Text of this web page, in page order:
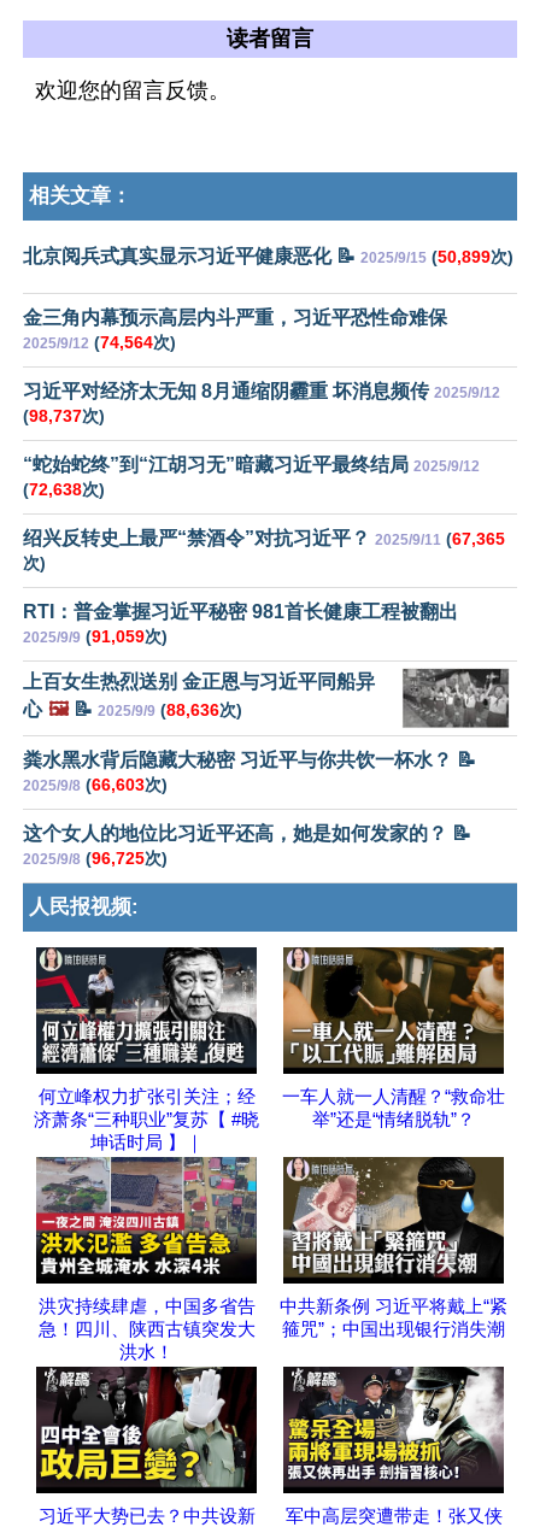
读者留言
欢迎您的留言反馈。
相关文章：
北京阅兵式真实显示习近平健康恶化 📝 2025/9/15 (50,899次)
金三角内幕预示高层内斗严重，习近平恐性命难保
2025/9/12 (74,564次)
习近平对经济太无知 8月通缩阴霾重 坏消息频传 2025/9/12
(98,737次)
“蛇始蛇终”到“江胡习无”暗藏习近平最终结局 2025/9/12
(72,638次)
绍兴反转史上最严“禁酒令”对抗习近平？ 2025/9/11 (67,365
次)
RTI：普金掌握习近平秘密 981首长健康工程被翻出
2025/9/9 (91,059次)
上百女生热烈送别 金正恩与习近平同船异
心 🖼️📝 2025/9/9 (88,636次)
粪水黑水背后隐藏大秘密 习近平与你共饮一杯水？ 📝
2025/9/8 (66,603次)
这个女人的地位比习近平还高，她是如何发家的？ 📝
2025/9/8 (96,725次)
人民报视频:
何立峰权力扩张引关注；经
济萧条“三种职业”复苏【 #晓
坤话时局 】｜
一车人就一人清醒？“救命壮
举”还是“情绪脱轨”？
洪灾持续肆虐，中国多省告
急！四川、陕西古镇突发大
洪水！
中共新条例 习近平将戴上“紧
箍咒”；中国出现银行消失潮
习近平大势已去？中共设新
军中高层突遭带走！张又侠